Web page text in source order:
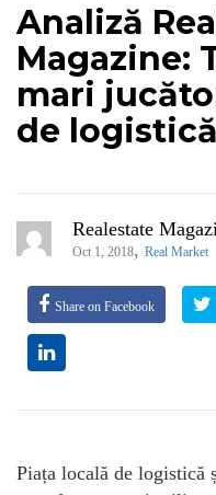
Analiză
Magazine:
mari
de
Realestate
Oct 1, 2018, Real Market
Share on Facebook
Piața locală de logistică